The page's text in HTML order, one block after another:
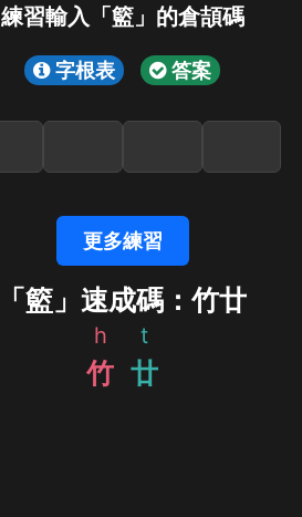
練習輸入「籃」的倉頡碼
字根表 答案
更多練習
「籃」速成碼：竹廿
h
竹
t
廿